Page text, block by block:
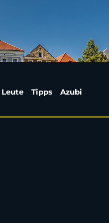
Leute Tipps Azubi